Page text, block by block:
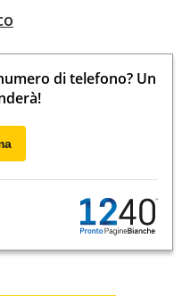
di telefono? Un